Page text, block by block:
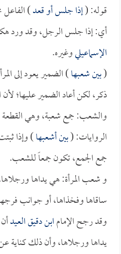
قوله: (إذا جلس أو قعد)
أي: إذا جلس الرجل، وقد ورد
الإسماعيليوغيره.
(بين شعبها) الضمير يعود إلى
ذكر، لكن أعاد الضمير عليها؛
والشعب: جمع شعبة، وهي
الروايات: (بين أشعبها) وإذا
جمع الجمع، تكون جمعاً للشعب.
و شعب المرأة: هي يداها
ساقاها وفخذاها، أو جوانب
وقد رجح الإمامابن دقيق العيد
يداها ورجلاها، وأن ذلك كناية